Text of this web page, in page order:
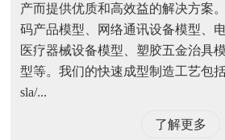
产而提供优质和高效益的解决方案
码产品模型、网络通讯设备模型、
医疗器械设备模型、塑胶五金治具
型等。我们的快速成型制造工艺包
sla/...
了解更多